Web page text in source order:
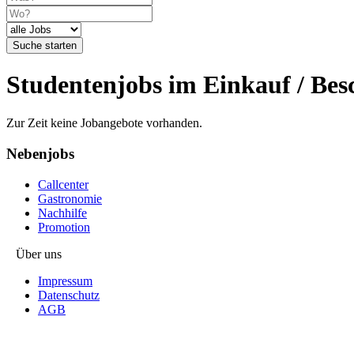
Suche starten
Studentenjobs im Einkauf /
Zur Zeit keine Jobangebote vorhanden.
Nebenjobs
Callcenter
Gastronomie
Nachhilfe
Promotion
Über uns
Impressum
Datenschutz
AGB